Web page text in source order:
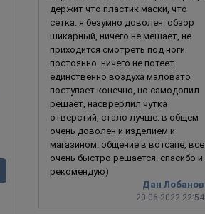
Собака Сиба-Ину
1 990руб.
Дан Лобанов
20.06.2022 22:54
держит что пластик маски, что
сетка. я безумно доволен. обзор
шикарный, ничего не мешает, не
приходится смотреть под ноги
постоянно. ничего не потеет.
единственно воздуха маловато
поступает конечно, но самодопил
решает, насврерлил чутка
отверстий, стало лучше. в общем
очень доволен и изделием и
магазином. общение в вотсапе, все
очень быстро решается. спасибо и
рекомендую)